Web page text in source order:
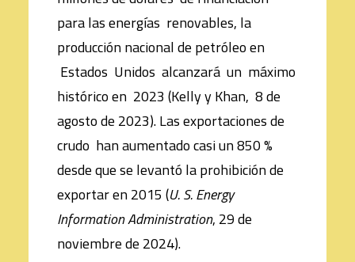
para las energías renovables, la
producción nacional de petróleo en
Estados Unidos alcanzará un máximo
histórico en 2023 (Kelly y Khan, 8 de
agosto de 2023). Las exportaciones de
crudo han aumentado casi un 850 %
desde que se levantó la prohibición de
exportar en 2015 (U. S. Energy
Information Administration, 29 de
noviembre de 2024).